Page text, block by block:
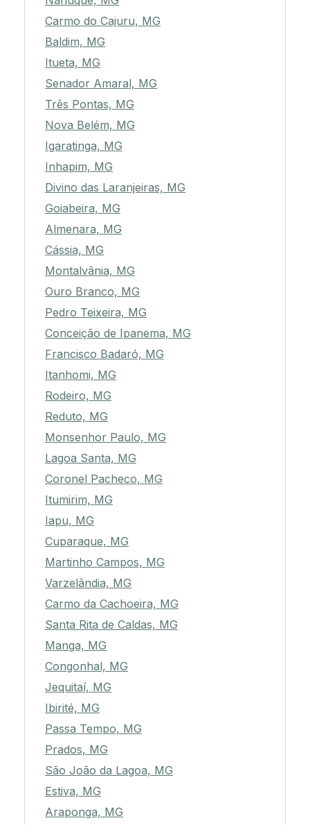
Carmo do Cajuru, MG
Baldim, MG
Itueta, MG
Senador Amaral, MG
Três Pontas, MG
Nova Belém, MG
Igaratinga, MG
Inhapim, MG
Divino das Laranjeiras, MG
Goiabeira, MG
Almenara, MG
Cássia, MG
Montalvânia, MG
Ouro Branco, MG
Pedro Teixeira, MG
Conceição de Ipanema, MG
Francisco Badaró, MG
Itanhomi, MG
Rodeiro, MG
Reduto, MG
Monsenhor Paulo, MG
Lagoa Santa, MG
Coronel Pacheco, MG
Itumirim, MG
Iapu, MG
Cuparaque, MG
Martinho Campos, MG
Varzelândia, MG
Carmo da Cachoeira, MG
Santa Rita de Caldas, MG
Manga, MG
Congonhal, MG
Jequitaí, MG
Ibirité, MG
Passa Tempo, MG
Prados, MG
São João da Lagoa, MG
Estiva, MG
Araponga, MG